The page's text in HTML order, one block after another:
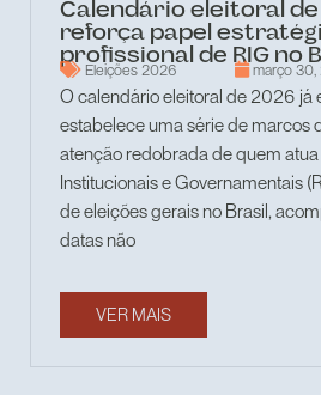
Calendário eleitoral
reforça papel
profissional de RIG no
Eleições 2026 março
O calendário eleitoral de 2026 já
estabelece uma série de marcos
atenção redobrada de quem
Institucionais e Governamentais
de eleições gerais no Brasil,
datas não
VER MAIS